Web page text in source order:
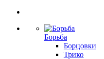
Борьба
Борцовки
Трико